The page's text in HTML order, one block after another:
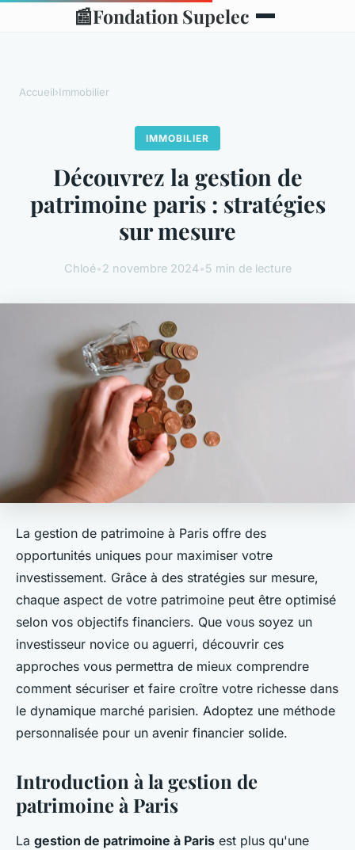
📰Fondation Supelec
Accueil›Immobilier
IMMOBILIER
Découvrez la gestion de
patrimoine paris : stratégies
sur mesure
Chloé•2 novembre 2024•5 min de lecture
La gestion de patrimoine à Paris offre des
opportunités uniques pour maximiser votre
investissement. Grâce à des stratégies sur mesure,
chaque aspect de votre patrimoine peut être optimisé
selon vos objectifs financiers. Que vous soyez un
investisseur novice ou aguerri, découvrir ces
approches vous permettra de mieux comprendre
comment sécuriser et faire croître votre richesse dans
le dynamique marché parisien. Adoptez une méthode
personnalisée pour un avenir financier solide.
Introduction à la gestion de
patrimoine à Paris
La gestion de patrimoine à Paris est plus qu'une